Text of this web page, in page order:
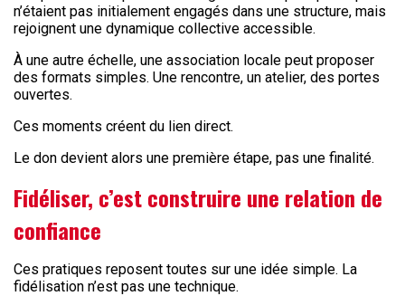
n’étaient pas initialement engagés dans une structure, mais
rejoignent une dynamique collective accessible.
À une autre échelle, une association locale peut proposer
des formats simples. Une rencontre, un atelier, des portes
ouvertes.
Ces moments créent du lien direct.
Le don devient alors une première étape, pas une finalité.
Fidéliser, c’est construire une relation de
confiance
Ces pratiques reposent toutes sur une idée simple. La
fidélisation n’est pas une technique.